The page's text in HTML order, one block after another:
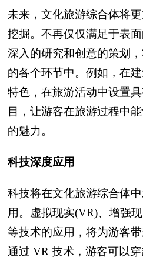
未来，文化旅游综合体将
挖掘。不再仅仅满足于表
深入的研究和创意的策划
的各个环节中。例如，在
特色，在旅游活动中设置
目，让游客在旅游过程中
的魅力。
科技深度应用
科技将在文化旅游综合体
用。虚拟现实(VR)、增强
等技术的应用，将为游客
通过 VR 技术，游客可以